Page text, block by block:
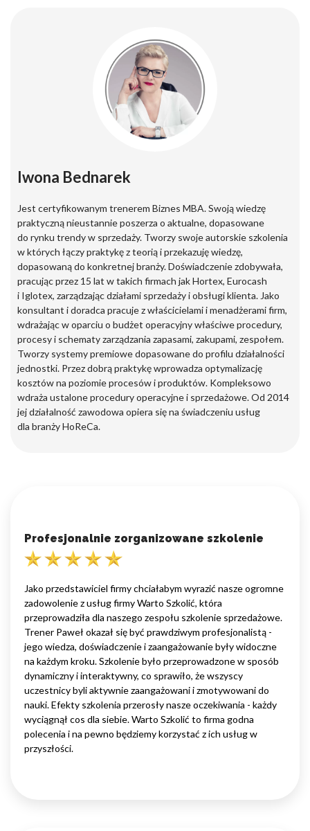
Iwona Bednarek
Jest certyfikowanym trenerem Biznes MBA. Swoją wiedzę
praktyczną nieustannie poszerza o aktualne, dopasowane
do rynku trendy w sprzedaży. Tworzy swoje autorskie szkolenia
w których łączy praktykę z teorią i przekazuję wiedzę,
dopasowaną do konkretnej branży. Doświadczenie zdobywała,
pracując przez 15 lat w takich firmach jak Hortex, Eurocash
i Iglotex, zarządzając działami sprzedaży i obsługi klienta. Jako
konsultant i doradca pracuje z właścicielami i menadżerami firm,
wdrażając w oparciu o budżet operacyjny właściwe procedury,
procesy i schematy zarządzania zapasami, zakupami, zespołem.
Tworzy systemy premiowe dopasowane do profilu działalności
jednostki. Przez dobrą praktykę wprowadza optymalizację
kosztów na poziomie procesów i produktów. Kompleksowo
wdraża ustalone procedury operacyjne i sprzedażowe. Od 2014
jej działalność zawodowa opiera się na świadczeniu usług
dla branży HoReCa.
Profesjonalnie zorganizowane szkolenie
Jako przedstawiciel firmy chciałabym wyrazić nasze ogromne
zadowolenie z usług firmy Warto Szkolić, która
przeprowadziła dla naszego zespołu szkolenie sprzedażowe.
Trener Paweł okazał się być prawdziwym profesjonalistą -
jego wiedza, doświadczenie i zaangażowanie były widoczne
na każdym kroku. Szkolenie było przeprowadzone w sposób
dynamiczny i interaktywny, co sprawiło, że wszyscy
uczestnicy byli aktywnie zaangażowani i zmotywowani do
nauki. Efekty szkolenia przerosły nasze oczekiwania - każdy
wyciągnął cos dla siebie. Warto Szkolić to firma godna
polecenia i na pewno będziemy korzystać z ich usług w
przyszłości.